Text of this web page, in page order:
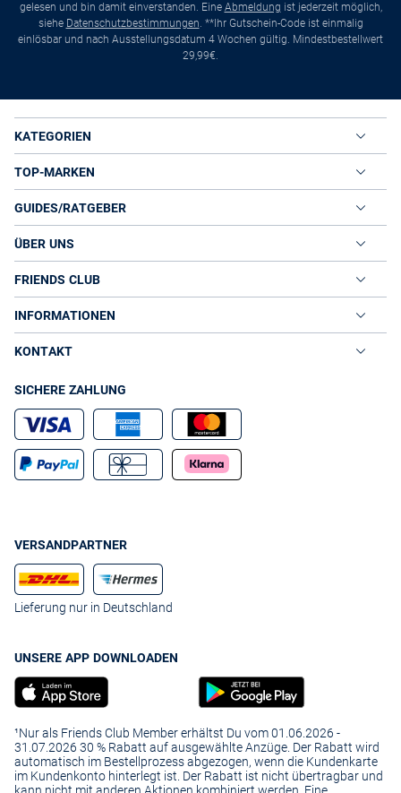
gelesen und bin damit einverstanden. Eine Abmeldung ist jederzeit möglich,
siehe Datenschutzbestimmungen. **Ihr Gutschein-Code ist einmalig
einlösbar und nach Ausstellungsdatum 4 Wochen gültig. Mindestbestellwert
29,99€.
KATEGORIEN
TOP-MARKEN
GUIDES/RATGEBER
ÜBER UNS
FRIENDS CLUB
INFORMATIONEN
KONTAKT
SICHERE ZAHLUNG
VERSANDPARTNER
Lieferung nur in Deutschland
UNSERE APP DOWNLOADEN
¹Nur als Friends Club Member erhältst Du vom 01.06.2026 -
31.07.2026 30 % Rabatt auf ausgewählte Anzüge. Der Rabatt wird
automatisch im Bestellprozess abgezogen, wenn die Kundenkarte
im Kundenkonto hinterlegt ist. Der Rabatt ist nicht übertragbar und
kann nicht mit anderen Aktionen kombiniert werden. Eine